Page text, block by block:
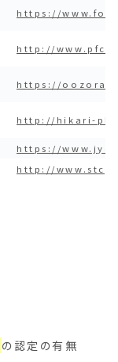
https://
http://www.pfc-
https://oozora-
http://hikari-
https://
http://
の認定の有無